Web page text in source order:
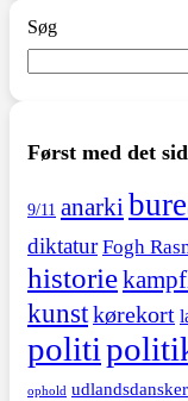
Søg
Først med det
9/11 anarki
diktatur Fogh
historie
kunstkørekort
politi
ophold udlandsdansker